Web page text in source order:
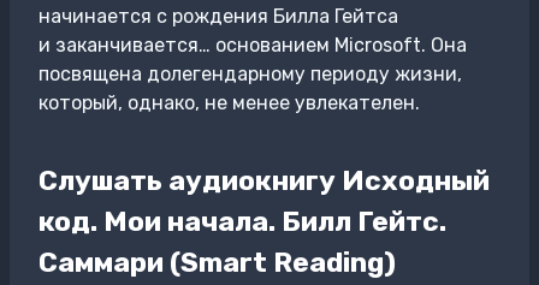
начинается с рождения Билла Гейтса
и заканчивается… основанием Microsoft. Она
посвящена долегендарному периоду жизни,
который, однако, не менее увлекателен.
Слушать аудиокнигу Исходный
код. Мои начала. Билл Гейтс.
Саммари (Smart Reading)